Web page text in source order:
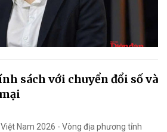
sách với chuyển đổi số và
Nam 2026 - Vòng địa phương tỉnh